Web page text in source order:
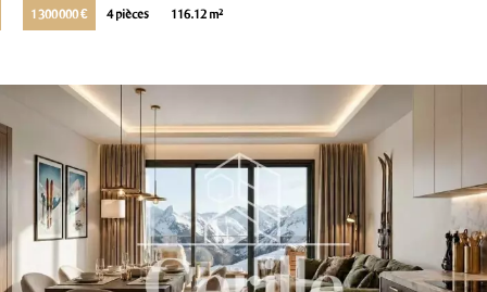
1 300 000 € 4 pièces 116.12 m²